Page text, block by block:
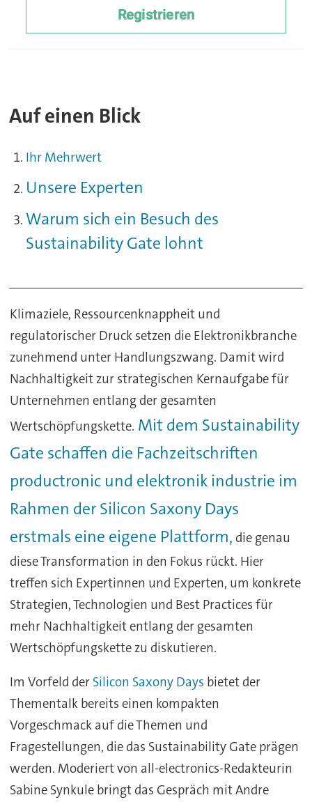
Auf einen Blick
Ihr Mehrwert
Unsere Experten
Warum sich ein Besuch des
Sustainability Gate lohnt
Klimaziele, Ressourcenknappheit und
regulatorischer Druck setzen die Elektronikbranche
zunehmend unter Handlungszwang. Damit wird
Nachhaltigkeit zur strategischen Kernaufgabe für
Unternehmen entlang der gesamten
Wertschöpfungskette. Mit dem Sustainability
Gate schaffen die Fachzeitschriften
productronic und elektronik industrie im
Rahmen der Silicon Saxony Days
erstmals eine eigene Plattform, die genau
diese Transformation in den Fokus rückt. Hier
treffen sich Expertinnen und Experten, um konkrete
Strategien, Technologien und Best Practices für
mehr Nachhaltigkeit entlang der gesamten
Wertschöpfungskette zu diskutieren.
Im Vorfeld der Silicon Saxony Days bietet der
Thementalk bereits einen kompakten
Vorgeschmack auf die Themen und
Fragestellungen, die das Sustainability Gate prägen
werden. Moderiert von all-electronics-Redakteurin
Sabine Synkule bringt das Gespräch mit Andre